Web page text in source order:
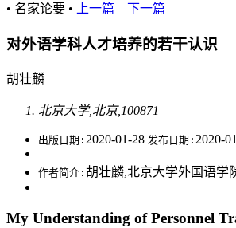
• 名家论要 • 上一篇 下一篇
对外语学科人才培养的若干认识
胡壮麟
北京大学,北京,100871
出版日期: 2020-01-28 发布日期: 2020-
作者简介: 胡壮麟,北京大学外国语学
My Understanding of Personnel